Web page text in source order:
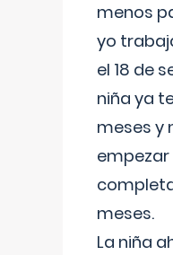
menos
yo
el 18 de
niña ya
meses y
meses.
La niña